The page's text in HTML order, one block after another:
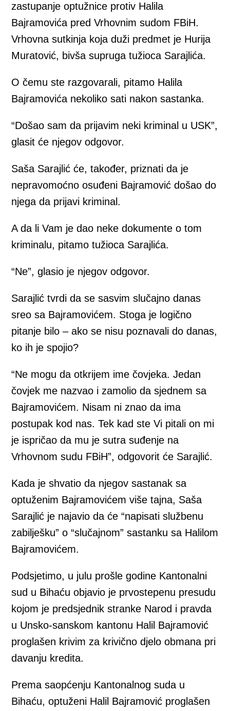
zastupanje optužnice protiv Halila
Bajramovića pred Vrhovnim sudom FBiH.
Vrhovna sutkinja koja duži predmet je Hurija
Muratović, bivša supruga tužioca Sarajlića.
O čemu ste razgovarali, pitamo Halila
Bajramovića nekoliko sati nakon sastanka.
“Došao sam da prijavim neki kriminal u USK”,
glasit će njegov odgovor.
Saša Sarajlić će, također, priznati da je
nepravomoćno osuđeni Bajramović došao do
njega da prijavi kriminal.
A da li Vam je dao neke dokumente o tom
kriminalu, pitamo tužioca Sarajlića.
“Ne”, glasio je njegov odgovor.
Sarajlić tvrdi da se sasvim slučajno danas
sreo sa Bajramovićem. Stoga je logično
pitanje bilo – ako se nisu poznavali do danas,
ko ih je spojio?
“Ne mogu da otkrijem ime čovjeka. Jedan
čovjek me nazvao i zamolio da sjednem sa
Bajramovićem. Nisam ni znao da ima
postupak kod nas. Tek kad ste Vi pitali on mi
je ispričao da mu je sutra suđenje na
Vrhovnom sudu FBiH”, odgovorit će Sarajlić.
Kada je shvatio da njegov sastanak sa
optuženim Bajramovićem više tajna, Saša
Sarajlić je najavio da će “napisati službenu
zabilješku” o “slučajnom” sastanku sa Halilom
Bajramovićem.
Podsjetimo, u julu prošle godine Kantonalni
sud u Bihaću objavio je prvostepenu presudu
kojom je predsjednik stranke Narod i pravda
u Unsko-sanskom kantonu Halil Bajramović
proglašen krivim za krivično djelo obmana pri
davanju kredita.
Prema saopćenju Kantonalnog suda u
Bihaću, optuženi Halil Bajramović proglašen